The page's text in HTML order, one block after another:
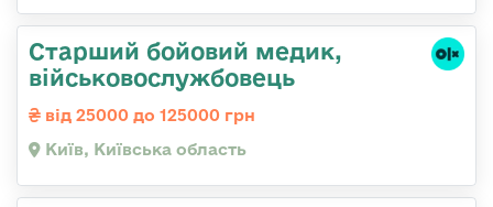
Старший бойовий медик,
військовослужбовець
від 25000 до 125000 грн
Київ, Київська область